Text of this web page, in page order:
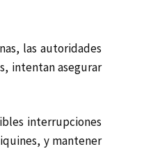
las autoridades
intentan asegurar
interrupciones
y mantener